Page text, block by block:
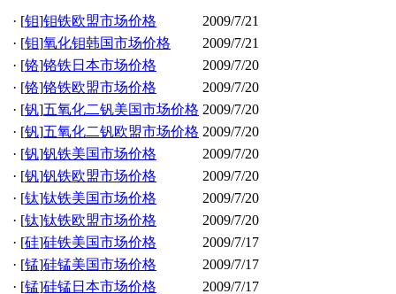
· [钼]钼铁欧盟市场价格
2009/7/21
· [钼]氧化钼韩国市场价格
2009/7/21
· [铬]铬铁日本市场价格
2009/7/20
· [铬]铬铁欧盟市场价格
2009/7/20
· [钒]五氧化二钒美国市场价格 2009/7/20
· [钒]五氧化二钒欧盟市场价格 2009/7/20
· [钒]钒铁美国市场价格
2009/7/20
· [钒]钒铁欧盟市场价格
2009/7/20
· [钛]钛铁美国市场价格
2009/7/20
· [钛]钛铁欧盟市场价格
2009/7/20
· [硅]硅铁美国市场价格
2009/7/17
· [锰]硅锰美国市场价格
2009/7/17
· [锰]硅锰日本市场价格
2009/7/17